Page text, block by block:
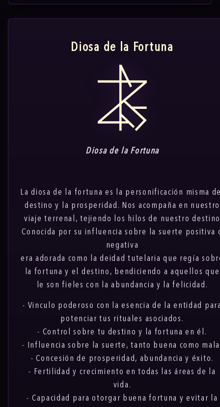
Diosa de la Fortuna
Diosa de la Fortuna
La diosa de la fortuna es la personificación misma
destino y la prosperidad. Nos acompaña en nuestro
viaje terrenal, tejiendo los hilos de nuestro
Conocida por su influencia sobre la suerte positiva
negativa
era adorada como la deidad tutelaria que regía
la fortuna y el destino, bendiciendo a aquellos que
le son fieles con la abundancia y la felicidad.
- Vinculo poderoso con la esencia de la entidad
potenciar tus rituales asociados.
- Control sobre tu destino y la fortuna en él.
- Influencia sobre la suerte, tanto buena como
- Concesión de prosperidad, abundancia y éxito.
- Fertilidad y crecimiento en todas las áreas de la
vida.
- Capacidad para otorgar buena fortuna y evitar la